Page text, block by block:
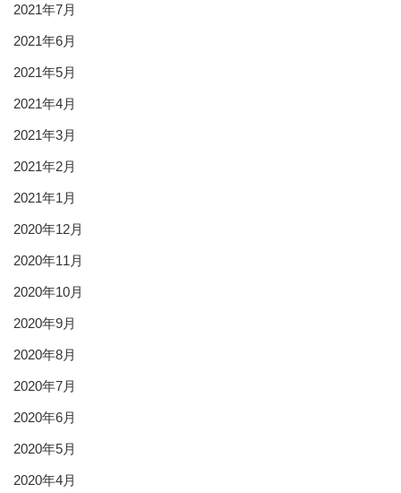
2021年7月
2021年6月
2021年5月
2021年4月
2021年3月
2021年2月
2021年1月
2020年12月
2020年11月
2020年10月
2020年9月
2020年8月
2020年7月
2020年6月
2020年5月
2020年4月